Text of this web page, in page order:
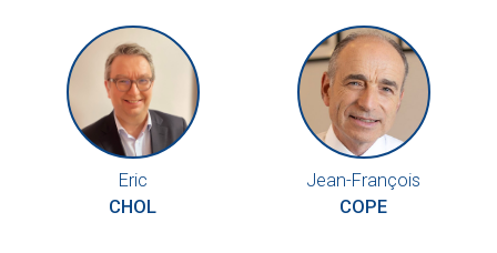
Eric
CHOL
Jean-François
COPE